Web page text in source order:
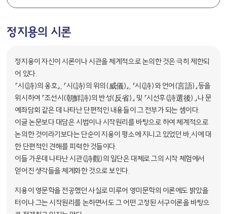
정지용의 시론
정지용이 자신이 시론이나 시관을 체계적으로 논의한 것은 극히 제한되
어 있다.
「시(詩)의 옹호」, 「시(詩)의 위의(威儀)」, 「시(詩)와 언어(言語)」등을
위시하여 「조선시(朝鮮詩)의 반성(反省)」 및 「시선후(詩選後) 」나 문
예좌담회 같은 데 나타난 단편적인 내용들이 그 전부가 되는 셈이다.
이글 논문보다 대담은 시법이나 시작원리를 바탕으로 하여 체계적으로
논의한 것이라기보다는 단순이 지용이 평소에 지니고 있었던 바,시에 대
한 단편적인 견해를 피력한 것들이다.
이들 가운데 나타난 시관(詩觀)의 일단은 대체로 그의 시작 체험에서
얻어진 생각들을 체계화한 것으로 보인다.
지용이 영문학을 전공했던 사실로 미루어 영미문학의 이론에도 밝았을
터이나 그는 시작원리를 논하면서도 그 어떤 고정된 서구이론을 바탕으